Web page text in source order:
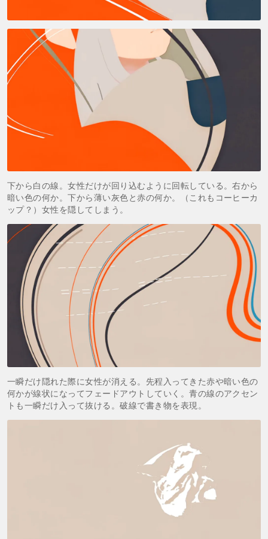
下から白の線。女性だけが回り込むように回転している。右から
暗い色の何か。下から薄い灰色と赤の何か。（これもコーヒーカ
ップ？）女性を隠してしまう。
一瞬だけ隠れた際に女性が消える。先程入ってきた赤や暗い色の
何かが線状になってフェードアウトしていく。青の線のアクセン
トも一瞬だけ入って抜ける。破線で書き物を表現。